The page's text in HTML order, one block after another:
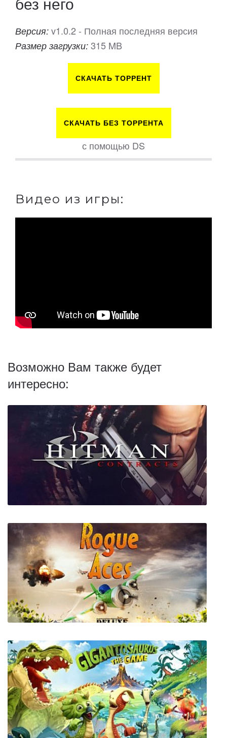
Версия: v1.0.2 - Полная последняя версия
Размер загрузки: 315 MB
СКАЧАТЬ ТОРРЕНТ
СКАЧАТЬ БЕЗ ТОРРЕНТА
с помощью DS
Видео из игры:
Возможно Вам также будет
интересно:
Hitman Contracts
Rogue Aces Deluxe